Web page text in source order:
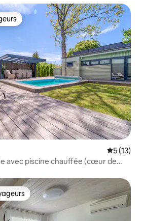
5 (13)
avec piscine chauffée (cœur de
les plus appréciés